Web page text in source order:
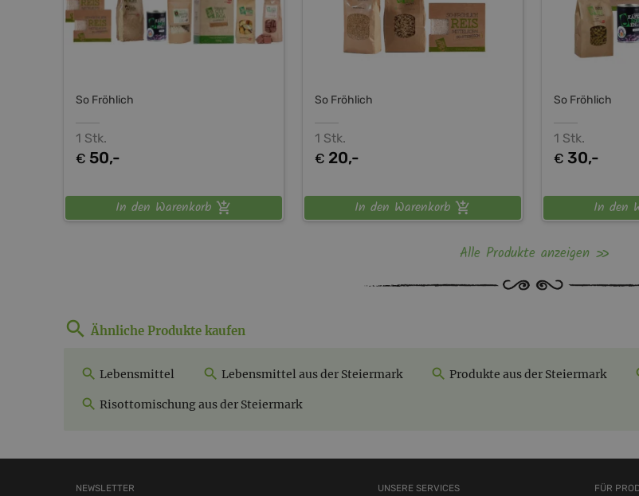
So Fröhlich
1 Stk.
€ 50,-
In den Warenkorb
So Fröhlich
1 Stk.
€ 20,-
In den Warenkorb
So Fröhlich
1 Stk.
€ 30,-
In den
Alle Produkte anzeigen
Ähnliche Produkte kaufen
Lebensmittel Lebensmittel aus der Steiermark Produkte aus der Steiermark
Risottomischung aus der Steiermark
NEWSLETTER UNSERE SERVICES FÜR